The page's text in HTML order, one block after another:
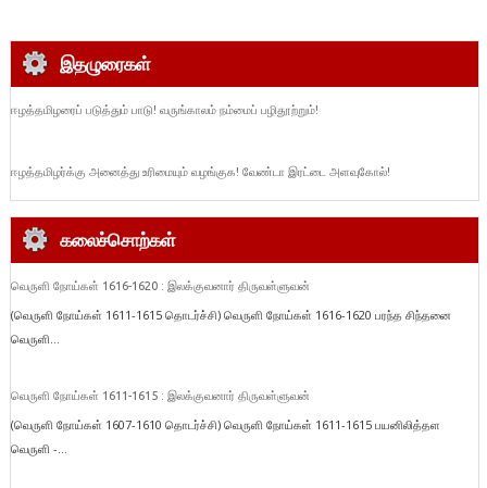
இதழுரைகள்
ஈழத்தமிழரைப் படுத்தும் பாடு! வருங்காலம் நம்மைப் பழிதூற்றும்!
ஈழத்தமிழர்க்கு அனைத்து உரிமையும் வழங்குக! வேண்டா இரட்டை அளவுகோல்!
கலைச்சொற்கள்
வெருளி நோய்கள் 1616-1620 : இலக்குவனார் திருவள்ளுவன்
(வெருளி நோய்கள் 1611-1615 தொடர்ச்சி) வெருளி நோய்கள் 1616-1620 பரந்த சிந்தனை
வெருளி...
வெருளி நோய்கள் 1611-1615 : இலக்குவனார் திருவள்ளுவன்
(வெருளி நோய்கள் 1607-1610 தொடர்ச்சி) வெருளி நோய்கள் 1611-1615 பயனிலித்தள
வெருளி -...